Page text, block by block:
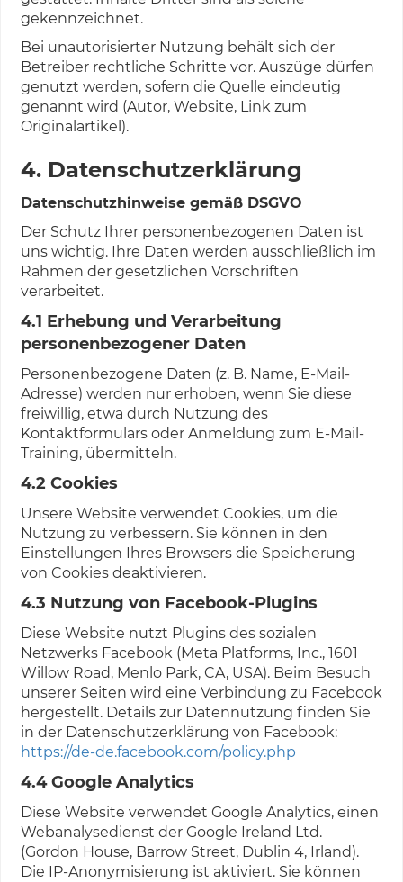
gekennzeichnet.
Bei unautorisierter Nutzung behält sich der
Betreiber rechtliche Schritte vor. Auszüge dürfen
genutzt werden, sofern die Quelle eindeutig
genannt wird (Autor, Website, Link zum
Originalartikel).
4. Datenschutzerklärung
Datenschutzhinweise gemäß DSGVO
Der Schutz Ihrer personenbezogenen Daten ist
uns wichtig. Ihre Daten werden ausschließlich im
Rahmen der gesetzlichen Vorschriften
verarbeitet.
4.1 Erhebung und Verarbeitung
personenbezogener Daten
Personenbezogene Daten (z. B. Name, E-Mail-
Adresse) werden nur erhoben, wenn Sie diese
freiwillig, etwa durch Nutzung des
Kontaktformulars oder Anmeldung zum E-Mail-
Training, übermitteln.
4.2 Cookies
Unsere Website verwendet Cookies, um die
Nutzung zu verbessern. Sie können in den
Einstellungen Ihres Browsers die Speicherung
von Cookies deaktivieren.
4.3 Nutzung von Facebook-Plugins
Diese Website nutzt Plugins des sozialen
Netzwerks Facebook (Meta Platforms, Inc., 1601
Willow Road, Menlo Park, CA, USA). Beim Besuch
unserer Seiten wird eine Verbindung zu Facebook
hergestellt. Details zur Datennutzung finden Sie
in der Datenschutzerklärung von Facebook:
https://de-de.facebook.com/policy.php
4.4 Google Analytics
Diese Website verwendet Google Analytics, einen
Webanalysedienst der Google Ireland Ltd.
(Gordon House, Barrow Street, Dublin 4, Irland).
Die IP-Anonymisierung ist aktiviert. Sie können